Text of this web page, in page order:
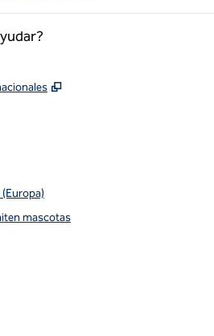
,
mascotas